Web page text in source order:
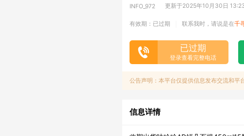
INFO_972 更新于2025年10月30日
有效期：已过期 联系我时，请说是在千
已过期
登录查看完整电话
公告声明：本平台仅提供信息发布交流和平
信息详情